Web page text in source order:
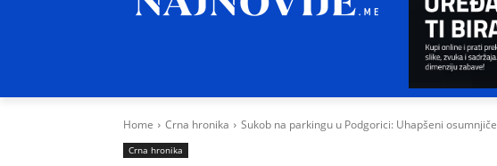
Home Crna hronika Sukob na parkingu u Podgorici: Uhapšeni
Crna hronika